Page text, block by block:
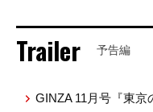
Trailer 予告編
GINZA 11月号『東京